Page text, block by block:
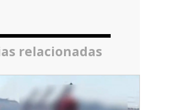
relacionadas